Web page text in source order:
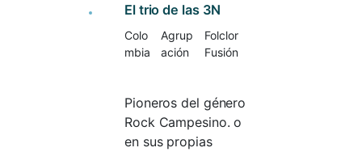
El trio de las 3N
Colo
mbia
Agrup
ación
Folclor
Fusión
Pioneros del género
Rock Campesino. o
en sus propias